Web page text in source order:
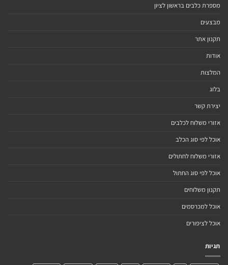
מספרת כלבים בראשון לציון
מבצעים
תקנון אתר
אודות
המלצות
בלוג
יצירת קשר
אזורי משלוח לכלבים
אוכל לפי סוג הכלב
אזורי משלוח לחתולים
אוכל לפי סוג החתול
תקנון משלוחים
אוכל למכרסמים
אוכל לציפורים
תגיות